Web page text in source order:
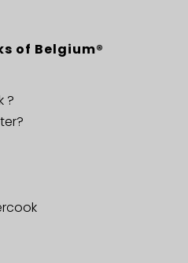
of Belgium®
?